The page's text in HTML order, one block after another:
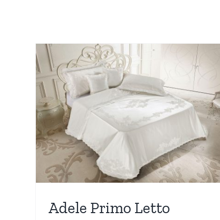
Adele Primo Letto
Diana One Vestaglia
Nuovi Arrivi WEDDING COLLECTION